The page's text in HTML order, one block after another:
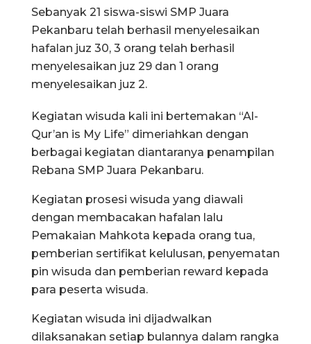
Sebanyak 21 siswa-siswi SMP Juara
Pekanbaru telah berhasil menyelesaikan
hafalan juz 30, 3 orang telah berhasil
menyelesaikan juz 29 dan 1 orang
menyelesaikan juz 2.
Kegiatan wisuda kali ini bertemakan “Al-
Qur’an is My Life” dimeriahkan dengan
berbagai kegiatan diantaranya penampilan
Rebana SMP Juara Pekanbaru.
Kegiatan prosesi wisuda yang diawali
dengan membacakan hafalan lalu
Pemakaian Mahkota kepada orang tua,
pemberian sertifikat kelulusan, penyematan
pin wisuda dan pemberian reward kepada
para peserta wisuda.
Kegiatan wisuda ini dijadwalkan
dilaksanakan setiap bulannya dalam rangka